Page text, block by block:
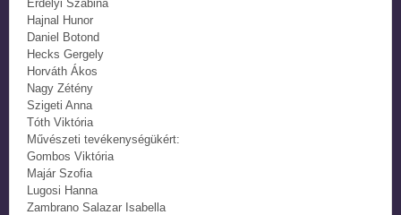
Erdélyi Szabina
Hajnal Hunor
Daniel Botond
Hecks Gergely
Horváth Ákos
Nagy Zétény
Szigeti Anna
Tóth Viktória
Művészeti tevékenységükért:
Gombos Viktória
Majár Szofia
Lugosi Hanna
Zambrano Salazar Isabella